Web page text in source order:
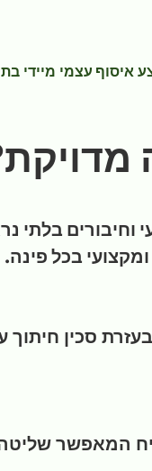
איסוף עצמי מיידי
בלתי
בכל פינה.
סכין חיתוך
המאפשר